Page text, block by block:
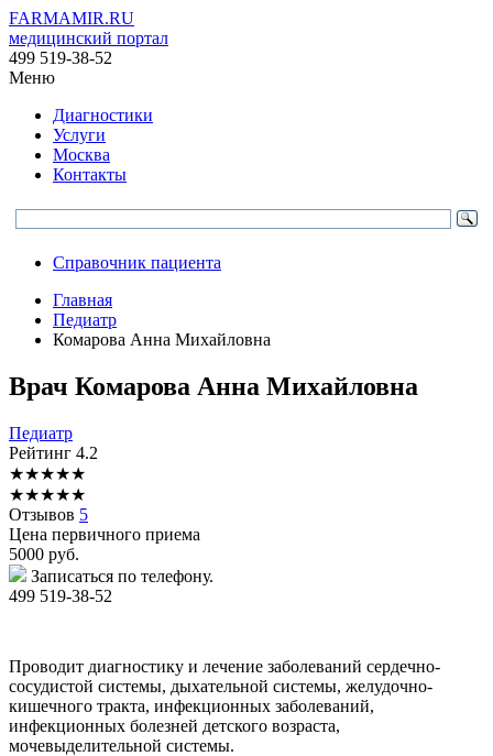
FARMAMIR.RU
медицинский портал
499 519-38-52
Меню
Диагностики
Услуги
Москва
Контакты
Справочник пациента
Главная
Педиатр
Комарова Анна Михайловна
Врач Комарова Анна Михайловна
Педиатр
Рейтинг 4.2
★★★★★
★★★★★
Отзывов 5
Цена первичного приема
5000 руб.
Записаться по телефону.
499 519-38-52
Проводит диагностику и лечение заболеваний сердечно-
сосудистой системы, дыхательной системы, желудочно-
кишечного тракта, инфекционных заболеваний,
инфекционных болезней детского возраста,
мочевыделительной системы.